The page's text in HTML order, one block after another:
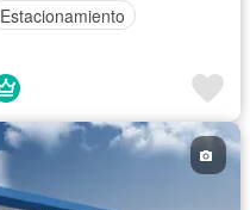
Estacionamiento